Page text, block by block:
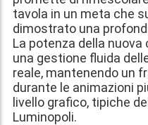
tavola in un meta che
dimostrato una
La potenza della
una gestione fluida
reale, mantenendo un
durante le animazioni
livello grafico, tipiche
Luminopoli.